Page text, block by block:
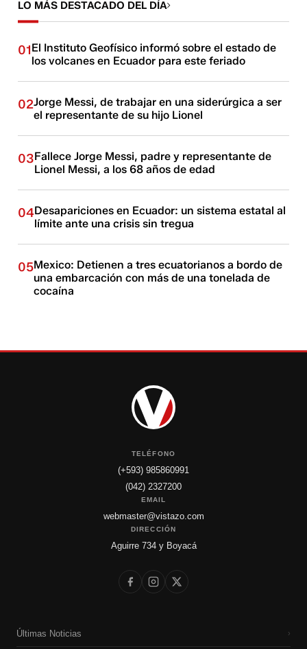
LO MÁS DESTACADO DEL DÍA
01El Instituto Geofísico informó sobre el estado de
los volcanes en Ecuador para este feriado
02Jorge Messi, de trabajar en una siderúrgica a ser
el representante de su hijo Lionel
03Fallece Jorge Messi, padre y representante de
Lionel Messi, a los 68 años de edad
04Desapariciones en Ecuador: un sistema estatal al
límite ante una crisis sin tregua
05Mexico: Detienen a tres ecuatorianos a bordo de
una embarcación con más de una tonelada de
cocaína
TELÉFONO
(+593) 985860991
(042) 2327200
EMAIL
webmaster@vistazo.com
DIRECCIÓN
Aguirre 734 y Boyacá
Últimas Noticias ›